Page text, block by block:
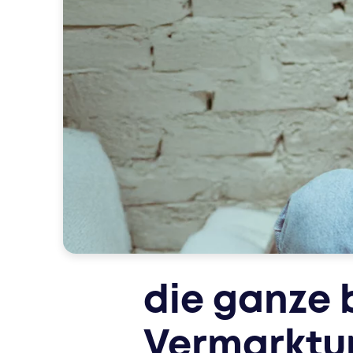
native advertising
programmatic
research media
die ganze